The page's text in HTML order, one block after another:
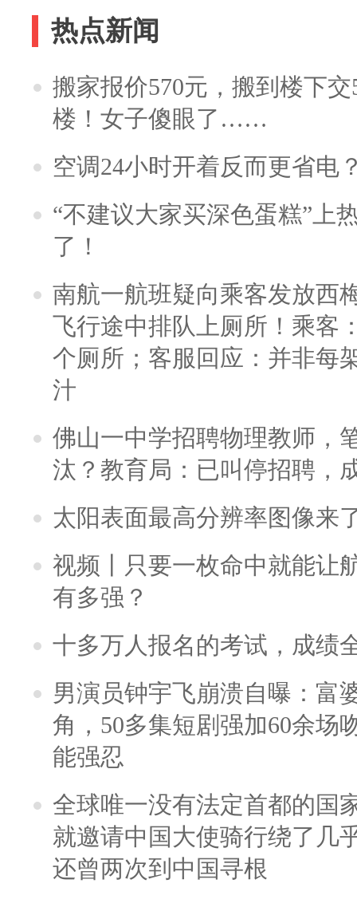
热点新闻
搬家报价570元，搬到楼下
楼！女子傻眼了……
空调24小时开着反而更省电
“不建议大家买深色蛋糕”上
了！
南航一航班疑向乘客发放西
飞行途中排队上厕所！乘客
个厕所；客服回应：并非每
汁
佛山一中学招聘物理教师，
汰？教育局：已叫停招聘，
太阳表面最高分辨率图像来
视频丨只要一枚命中就能让
有多强？
十多万人报名的考试，成绩
男演员钟宇飞崩溃自曝：富
角，50多集短剧强加60余场
能强忍
全球唯一没有法定首都的国
就邀请中国大使骑行绕了几
还曾两次到中国寻根